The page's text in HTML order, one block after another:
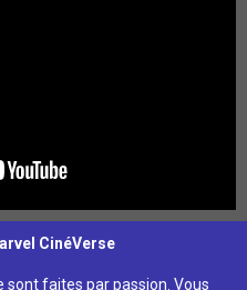
CinéVerse
sont faites par passion. Vous